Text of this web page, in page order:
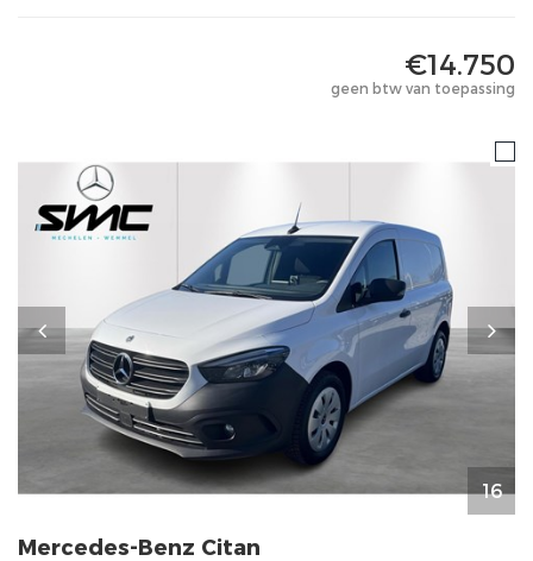
€14.750
geen btw van toepassing
16
Mercedes-Benz Citan